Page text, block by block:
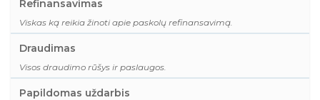
Refinansavimas
Viskas ką reikia žinoti apie paskolų refinansavimą.
Draudimas
Visos draudimo rūšys ir paslaugos.
Papildomas uždarbis